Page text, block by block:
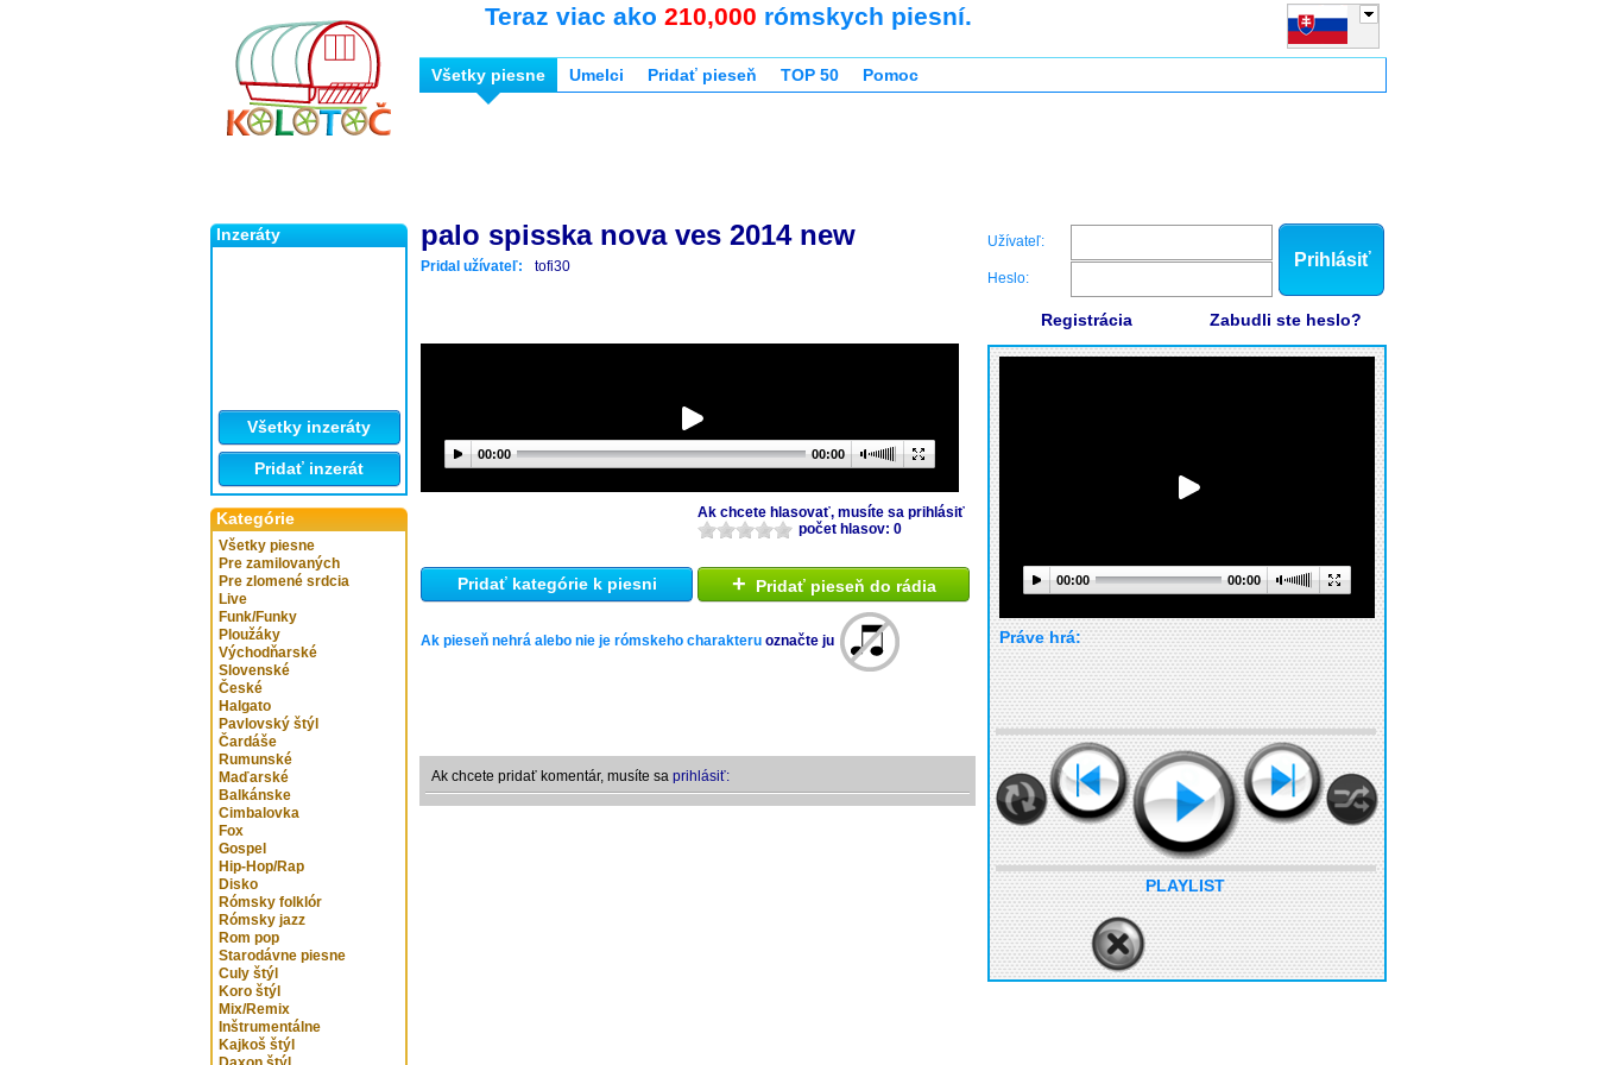
Inzeráty
Všetky inzeráty
Pridať inzerát
Kategórie
Všetky piesne
Pre zamilovaných
Pre zlomené srdcia
Live
Funk/Funky
Ploužáky
Východňarské
Slovenské
České
Halgato
Pavlovský štýl
Čardáše
Rumunské
Maďarské
Balkánske
Cimbalovka
Fox
Gospel
Hip-Hop/Rap
Disko
Rómsky folklór
Rómsky jazz
Rom pop
Starodávne piesne
Culy štýl
Koro štýl
Mix/Remix
Inštrumentálne
Kajkoš štýl
Teraz viac ako 210,000 rómskych piesní.
Všetky piesne Umelci Pridať pieseň TOP 50 Pomoc
palo spisska nova ves 2014 new
Pridal užívateľ: tofi30
00:00 00:00
Ak chcete hlasovať, musíte sa prihlásiť
počet hlasov: 0
Pridať kategórie k piesni + Pridať pieseň do rádia
Ak pieseň nehrá alebo nie je rómskeho charakteru označte ju
Ak chcete pridať komentár, musíte sa prihlásiť:
Užívateľ:
Heslo:
Prihlásiť
Registrácia Zabudli ste heslo?
00:00 00:00
Práve hrá:
PLAYLIST